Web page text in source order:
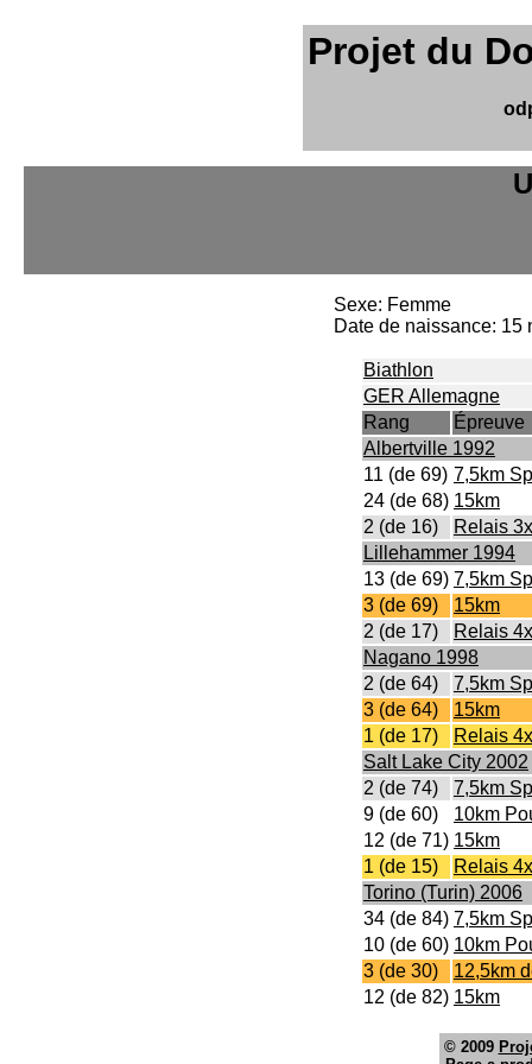
Projet du
Sexe: Femme
Date de naissance: 15
Biathlon
GER Allemagne
Rang
Épreuve
Albertville 1992
11 (de 69) 7,5km
24 (de 68) 15km
2 (de 16)
Relais
Lillehammer 1994
13 (de 69) 7,5km
3 (de 69)
15km
2 (de 17)
Relais
Nagano 1998
2 (de 64)
7,5km
3 (de 64)
15km
1 (de 17)
Relais
Salt Lake City 2002
2 (de 74)
7,5km
9 (de 60)
10km
12 (de 71) 15km
1 (de 15)
Relais
Torino (Turin) 2006
34 (de 84) 7,5km
10 (de 60) 10km
3 (de 30)
12,5km
12 (de 82) 15km
© 2009